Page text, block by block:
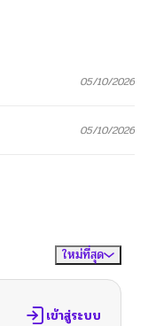
05/10/2026
05/10/2026
ใหม่ที่สุด
เข้าสู่ระบบ